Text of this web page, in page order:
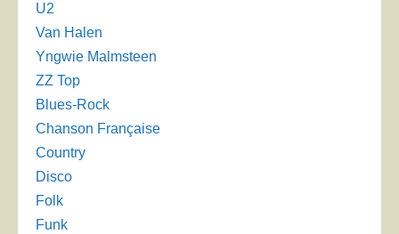
U2
Van Halen
Yngwie Malmsteen
ZZ Top
Blues-Rock
Chanson Française
Country
Disco
Folk
Funk